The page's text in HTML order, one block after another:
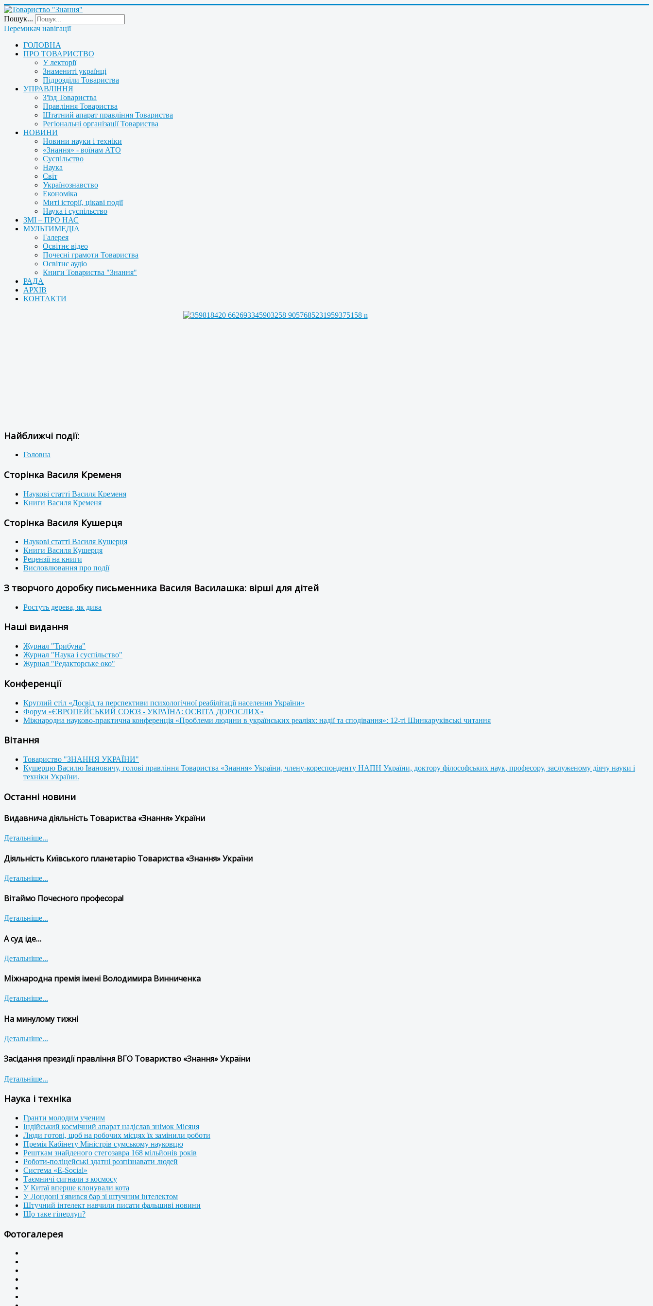
Пошук...
Перемикач навігації
ГОЛОВНА
ПРО ТОВАРИСТВО
У лекторії
Знамениті українці
Підрозділи Товариства
УПРАВЛІННЯ
З'їзд Товариства
Правління Товариства
Штатний апарат правління Товариства
Регіональні організації Товариства
НОВИНИ
Новини науки і техніки
«Знання» - воїнам АТО
Суспільство
Наука
Світ
Українознавство
Економіка
Миті історії, цікаві події
Наука і суспільство
ЗМІ – ПРО НАС
МУЛЬТИМЕДІА
Галерея
Освітнє відео
Почесні грамоти Товариства
Освітнє аудіо
Книги Товариства "Знання"
РАДА
АРХІВ
КОНТАКТИ
Найближчі події:
Головна
Сторінка Василя Кременя
Наукові статті Василя Кременя
Книги Василя Кременя
Сторінка Василя Кушерця
Наукові статті Василя Кушерця
Книги Василя Кушерця
Рецензії на книги
Висловлювання про події
З творчого доробку письменника Василя Василашка: вірші для дітей
Ростуть дерева, як дива
Наші видання
Журнал "Трибуна"
Журнал "Наука і суспільство"
Журнал "Редакторське око"
Конференції
Круглий стіл «Досвід та перспективи психологічної реабілітації населення України»
Форум «ЄВРОПЕЙСЬКИЙ СОЮЗ - УКРАЇНА: ОСВІТА ДОРОСЛИХ»
Міжнародна науково-практична конференція «Проблеми людини в українських реаліях: надії та сподівання»: 12-ті Шинкаруківські читання
Вітання
Товариство "ЗНАННЯ УКРАЇНИ"
Кушерцю Василю Івановичу, голові правління Товариства «Знання» України, члену-кореспонденту НАПН України, доктору філософських наук, професору, заслуженому діячу науки і
техніки України.
Останні новини
Видавнича діяльність Товариства «Знання» України
Детальніше...
Діяльність Київського планетарію Товариства «Знання» України
Детальніше...
Вітаймо Почесного професора!
Детальніше...
А суд іде…
Детальніше...
Міжнародна премія імені Володимира Винниченка
Детальніше...
На минулому тижні
Детальніше...
Засідання президії правління ВГО Товариство «Знання» України
Детальніше...
Наука і техніка
Гранти молодим ученим
Індійський космічний апарат надіслав знімок Місяця
Люди готові, щоб на робочих місцях їх замінили роботи
Премія Кабінету Міністрів сумському науковцю
Решткам знайденого стегозавра 168 мільйонів років
Роботи-поліцейські здатні розпізнавати людей
Система «E-Social»
Таємничі сигнали з космосу
У Китаї вперше клонували кота
У Лондоні з'явився бар зі штучним інтелектом
Штучний інтелект навчили писати фальшиві новини
Що таке гіперлуп?
Фотогалерея